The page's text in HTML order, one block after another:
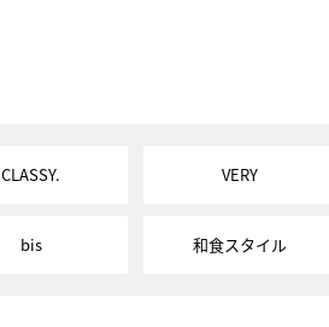
CLASSY. VERY
bis 和食スタイル